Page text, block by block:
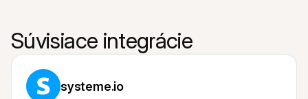
Súvisiace integrácie
systeme.io